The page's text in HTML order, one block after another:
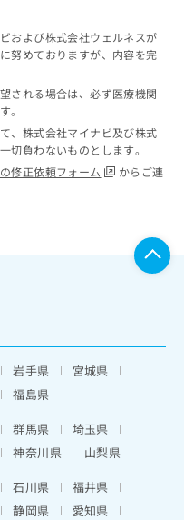
および株式会社ウェルネスが
努めておりますが、内容を完
される場合は、必ず医療機関
。
、株式会社マイナビ及び株式
切負わないものとします。
修正依頼フォーム
からご連
岩手県
宮城県
福島県
群馬県
埼玉県
神奈川県
山梨県
石川県
福井県
静岡県
愛知県